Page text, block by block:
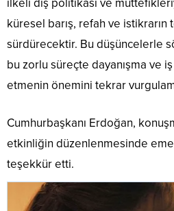
ilkeli dış politikası ve
küresel barış, refah ve istikrarın
sürdürecektir. Bu düşüncelerle
bu zorlu süreçte dayanışma ve
etmenin önemini tekrar
Cumhurbaşkanı Erdoğan,
etkinliğin düzenlenmesinde
teşekkür etti.